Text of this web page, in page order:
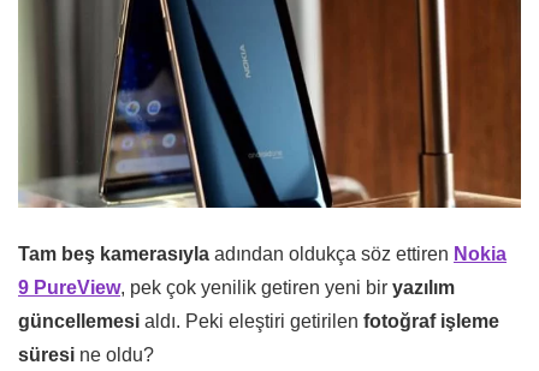
Tam beş kamerasıyla adından oldukça söz ettiren Nokia
9 PureView, pek çok yenilik getiren yeni bir yazılım
güncellemesi aldı. Peki eleştiri getirilen fotoğraf işleme
süresi ne oldu?